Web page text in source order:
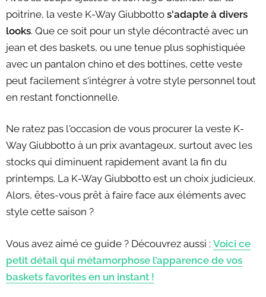
poitrine, la veste K-Way Giubbotto s'adapte à divers
looks. Que ce soit pour un style décontracté avec un
jean et des baskets, ou une tenue plus sophistiquée
avec un pantalon chino et des bottines, cette veste
peut facilement s'intégrer à votre style personnel tout
en restant fonctionnelle.
Ne ratez pas l'occasion de vous procurer la veste K-
Way Giubbotto à un prix avantageux, surtout avec les
stocks qui diminuent rapidement avant la fin du
printemps. La K-Way Giubbotto est un choix judicieux.
Alors, êtes-vous prêt à faire face aux éléments avec
style cette saison ?
Vous avez aimé ce guide ? Découvrez aussi : Voici ce
petit détail qui métamorphose l’apparence de vos
baskets favorites en un instant !